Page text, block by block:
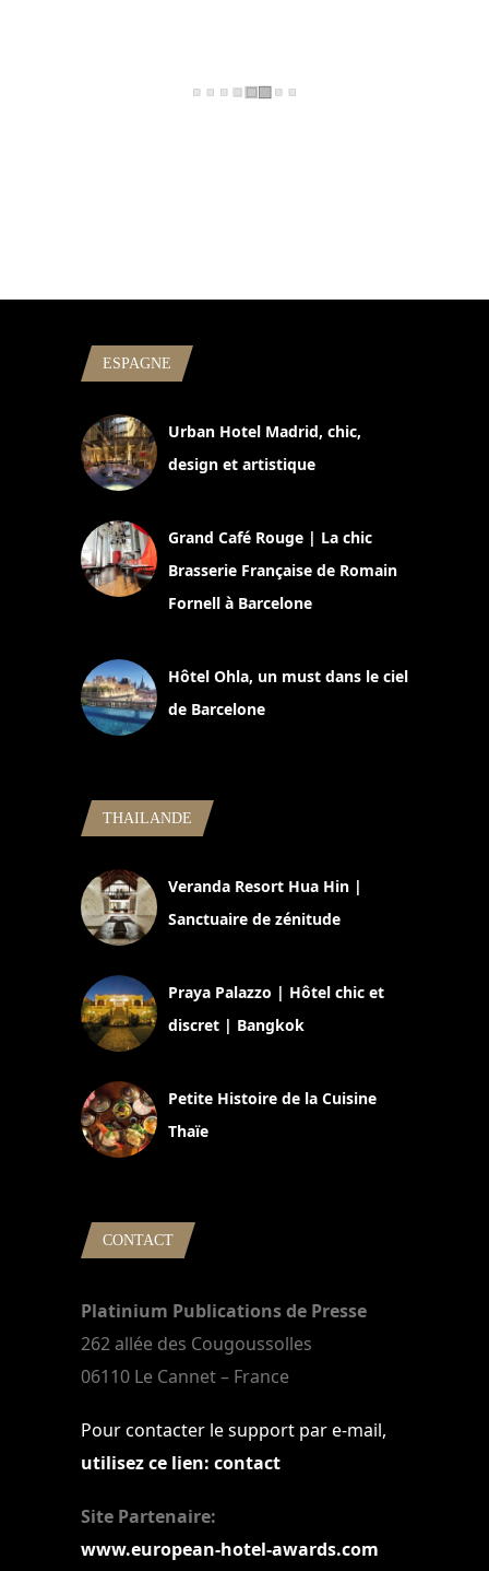
ESPAGNE
Urban Hotel Madrid, chic,
design et artistique
Grand Café Rouge | La chic
Brasserie Française de Romain
Fornell à Barcelone
Hôtel Ohla, un must dans le ciel
de Barcelone
THAILANDE
Veranda Resort Hua Hin |
Sanctuaire de zénitude
Praya Palazzo | Hôtel chic et
discret | Bangkok
Petite Histoire de la Cuisine
Thaïe
CONTACT
Platinium Publications de Presse
262 allée des Cougoussolles
06110 Le Cannet – France
Pour contacter le support par e-mail,
utilisez ce lien: contact
Site Partenaire:
www.european-hotel-awards.com